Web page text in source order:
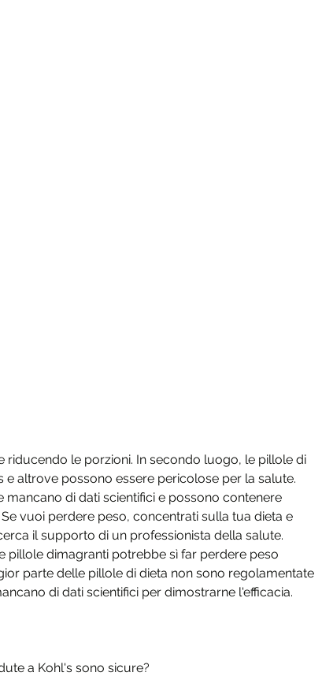
e altrove possono essere pericolose per la salute.
mancano di dati scientifici e possono contenere
vuoi perdere peso, concentrati sulla tua dieta e
il supporto di un professionista della salute.
pillole dimagranti potrebbe sì far perdere peso
parte delle pillole di dieta non sono regolamentate
di dati scientifici per dimostrarne l'efficacia.
a Kohl's sono sicure?